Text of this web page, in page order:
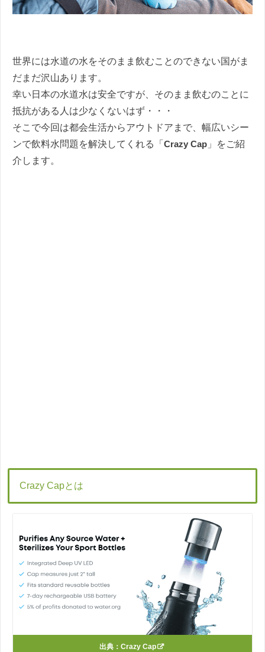
世界には水道の水をそのまま飲むことのできない国がま
だまだ沢山あります。
幸い日本の水道水は安全ですが、そのまま飲むのことに
抵抗がある人は少なくないはず・・・
そこで今回は都会生活からアウトドアまで、幅広いシー
ンで飲料水問題を解決してくれる「 Crazy Cap 」をご紹
介します。
Crazy Capとは
出典： Crazy Cap